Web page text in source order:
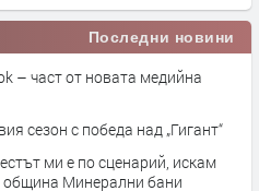
Последни новини
– част от новата медийна
сезон с победа над „Гигант“
ми е по сценарий, искам
община Минерални бани